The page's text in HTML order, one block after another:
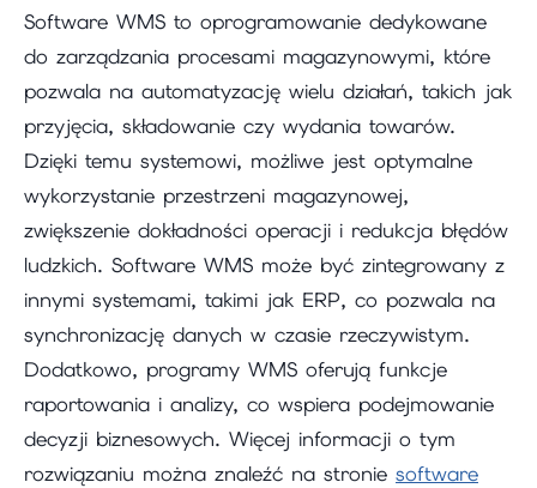
Software WMS to oprogramowanie dedykowane
do zarządzania procesami magazynowymi, które
pozwala na automatyzację wielu działań, takich jak
przyjęcia, składowanie czy wydania towarów.
Dzięki temu systemowi, możliwe jest optymalne
wykorzystanie przestrzeni magazynowej,
zwiększenie dokładności operacji i redukcja błędów
ludzkich. Software WMS może być zintegrowany z
innymi systemami, takimi jak ERP, co pozwala na
synchronizację danych w czasie rzeczywistym.
Dodatkowo, programy WMS oferują funkcje
raportowania i analizy, co wspiera podejmowanie
decyzji biznesowych. Więcej informacji o tym
rozwiązaniu można znaleźć na stronie software